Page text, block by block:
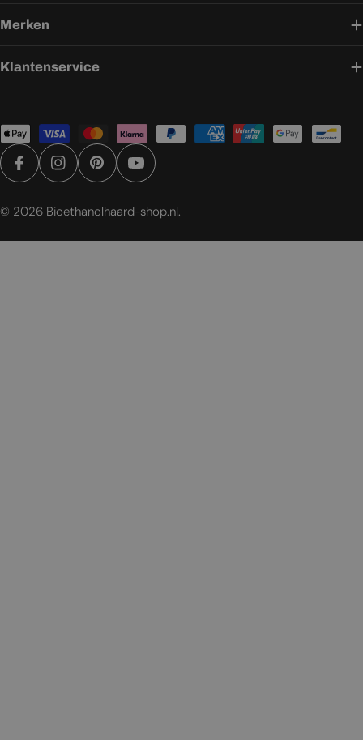
Merken
Klantenservice
Betaalmethoden
FacebookInstagramPinterestYouTube
© 2026 Bioethanolhaard-shop.nl.